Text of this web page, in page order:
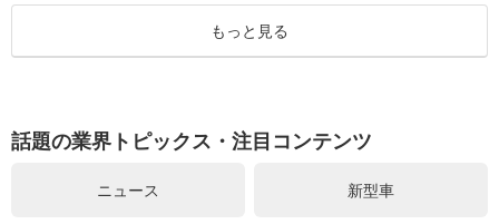
もっと見る
話題の業界トピックス・注目コンテンツ
ニュース 新型車